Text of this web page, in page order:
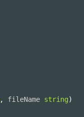
, fileName string)